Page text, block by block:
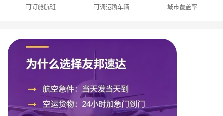
可订舱航班 可调运输车辆 城市覆盖率